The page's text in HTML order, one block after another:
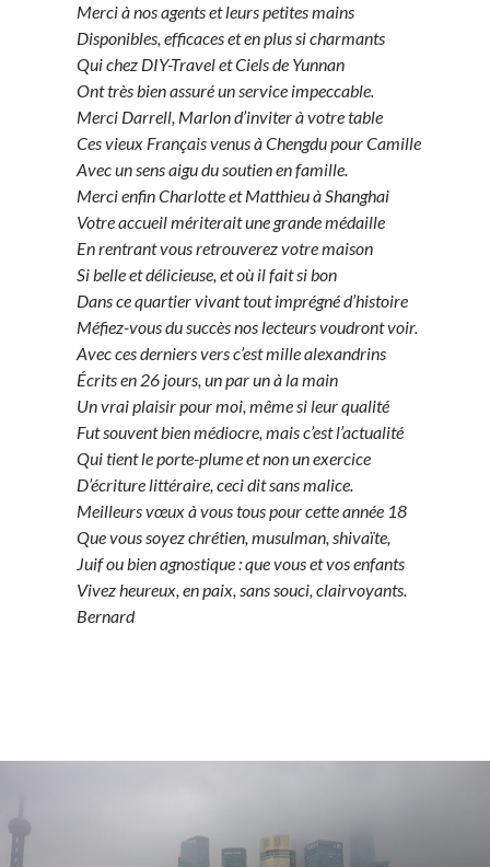
Merci à nos agents et leurs petites mains
Disponibles, efficaces et en plus si charmants
Qui chez DIY-Travel et Ciels de Yunnan
Ont très bien assuré un service impeccable.
Merci Darrell, Marlon d’inviter à votre table
Ces vieux Français venus à Chengdu pour Camille
Avec un sens aigu du soutien en famille.
Merci enfin Charlotte et Matthieu à Shanghai
Votre accueil mériterait une grande médaille
En rentrant vous retrouverez votre maison
Si belle et délicieuse, et où il fait si bon
Dans ce quartier vivant tout imprégné d’histoire
Méfiez-vous du succès nos lecteurs voudront voir.
Avec ces derniers vers c’est mille alexandrins
Écrits en 26 jours, un par un à la main
Un vrai plaisir pour moi, même si leur qualité
Fut souvent bien médiocre, mais c’est l’actualité
Qui tient le porte-plume et non un exercice
D’écriture littéraire, ceci dit sans malice.
Meilleurs vœux à vous tous pour cette année 18
Que vous soyez chrétien, musulman, shivaïte,
Juif ou bien agnostique : que vous et vos enfants
Vivez heureux, en paix, sans souci, clairvoyants.
Bernard